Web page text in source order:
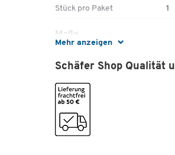
Mehr anzeigen
Stück pro Paket 1
Maße
Rollenbreite [mm]
Schäfer Shop Qualität